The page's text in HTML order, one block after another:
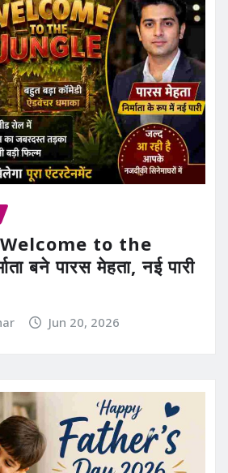
‘Welcome to the
बने पारस मेहता, नई पारी
Jun 20, 2026